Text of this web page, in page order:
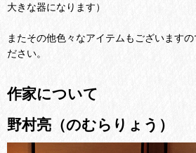
大きな器になります）
またその他色々なアイテムもございます
ださい。
作家について
野村亮（のむらりょう）